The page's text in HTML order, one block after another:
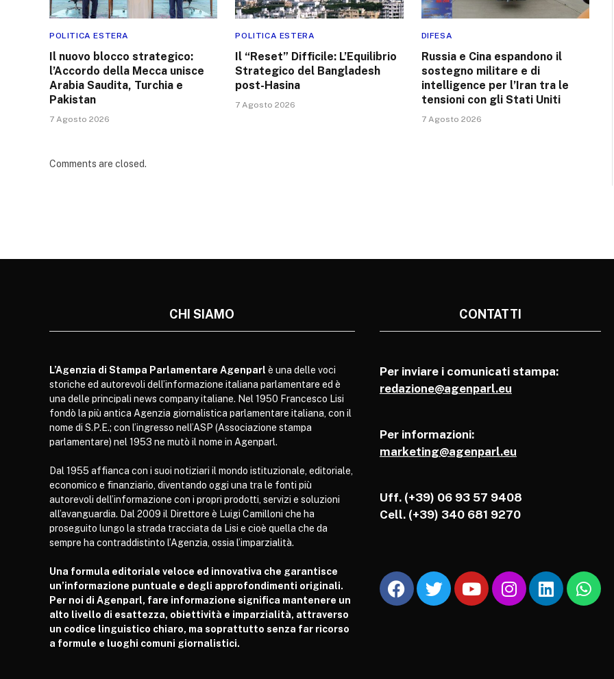
POLITICA ESTERA
Il nuovo blocco strategico:
l’Accordo della Mecca unisce
Arabia Saudita, Turchia e
Pakistan
7 Agosto 2026
POLITICA ESTERA
Il “Reset” Difficile: L’Equilibrio
Strategico del Bangladesh
post-Hasina
7 Agosto 2026
DIFESA
Russia e Cina espandono il
sostegno militare e di
intelligence per l’Iran tra le
tensioni con gli Stati Uniti
7 Agosto 2026
Comments are closed.
CHI SIAMO
L’Agenzia di Stampa Parlamentare Agenparl è una delle voci
storiche ed autorevoli dell’informazione italiana parlamentare ed è
una delle principali news company italiane. Nel 1950 Francesco Lisi
fondò la più antica Agenzia giornalistica parlamentare italiana, con il
nome di S.P.E.; con l’ingresso nell’ASP (Associazione stampa
parlamentare) nel 1953 ne mutò il nome in Agenparl.
Dal 1955 affianca con i suoi notiziari il mondo istituzionale, editoriale,
economico e finanziario, diventando oggi una tra le fonti più
autorevoli dell’informazione con i propri prodotti, servizi e soluzioni
all’avanguardia. Dal 2009 il Direttore è Luigi Camilloni che ha
proseguito lungo la strada tracciata da Lisi e cioè quella che da
sempre ha contraddistinto l’Agenzia, ossia l’imparzialità.
Una formula editoriale veloce ed innovativa che garantisce
un’informazione puntuale e degli approfondimenti originali.
Per noi di Agenparl, fare informazione significa mantenere un
alto livello di esattezza, obiettività e imparzialità, attraverso
un codice linguistico chiaro, ma soprattutto senza far ricorso
a formule e luoghi comuni giornalistici.
CONTATTI
Per inviare i comunicati stampa:
redazione@agenparl.eu
Per informazioni:
marketing@agenparl.eu
Uff. (+39) 06 93 57 9408
Cell. (+39) 340 681 9270